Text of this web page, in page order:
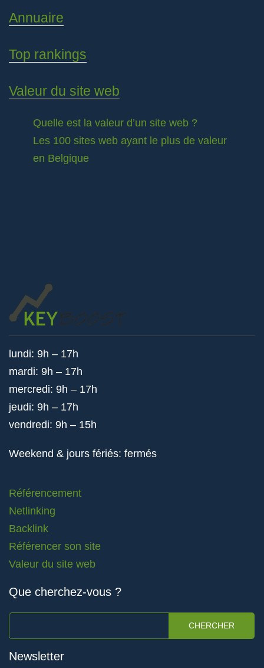
Annuaire
Top rankings
Valeur du site web
Quelle est la valeur d’un site web ?
Les 100 sites web ayant le plus de valeur
en Belgique
lundi: 9h – 17h
mardi: 9h – 17h
mercredi: 9h – 17h
jeudi: 9h – 17h
vendredi: 9h – 15h
Weekend & jours fériés: fermés
Référencement
Netlinking
Backlink
Référencer son site
Valeur du site web
Que cherchez-vous ?
CHERCHER
Newsletter